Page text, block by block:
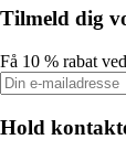
Tilmeld dig
Få 10 % rabat
Hold